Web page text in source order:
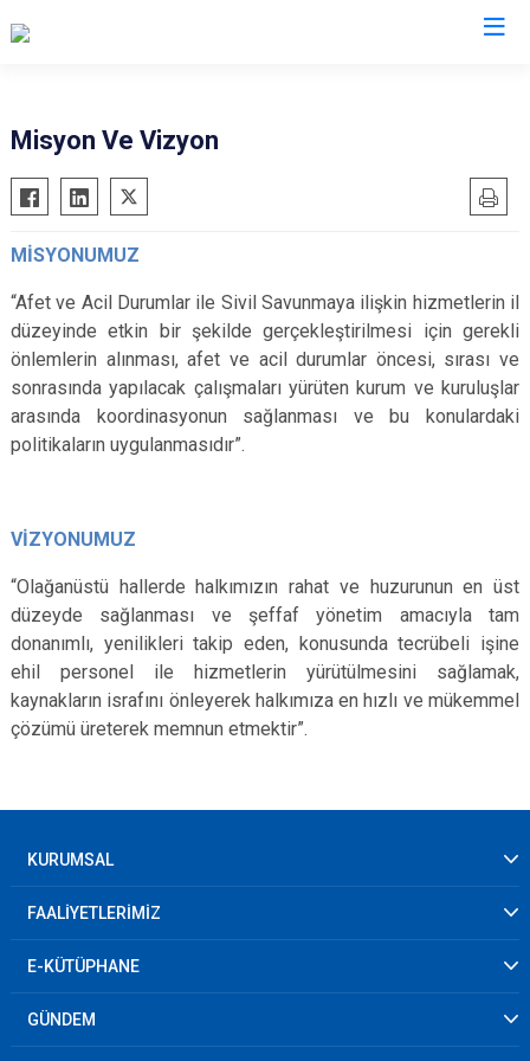
Misyon Ve Vizyon
MİSYONUMUZ
“Afet ve Acil Durumlar ile Sivil Savunmaya ilişkin hizmetlerin il
düzeyinde etkin bir şekilde gerçekleştirilmesi için gerekli
önlemlerin alınması, afet ve acil durumlar öncesi, sırası ve
sonrasında yapılacak çalışmaları yürüten kurum ve kuruluşlar
arasında koordinasyonun sağlanması ve bu konulardaki
politikaların uygulanmasıdır”.
VİZYONUMUZ
“Olağanüstü hallerde halkımızın rahat ve huzurunun en üst
düzeyde sağlanması ve şeffaf yönetim amacıyla tam
donanımlı, yenilikleri takip eden, konusunda tecrübeli işine
ehil personel ile hizmetlerin yürütülmesini sağlamak,
kaynakların israfını önleyerek halkımıza en hızlı ve mükemmel
çözümü üreterek memnun etmektir”.
KURUMSAL
FAALİYETLERİMİZ
E-KÜTÜPHANE
GÜNDEM